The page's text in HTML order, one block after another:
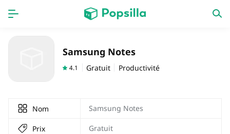
Derniers ajouts
Samsung Notes
4.1 Gratuit Productivité
Nom Samsung Notes
Prix Gratuit